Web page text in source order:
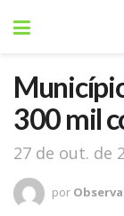
300 mil
27 de out. de
por